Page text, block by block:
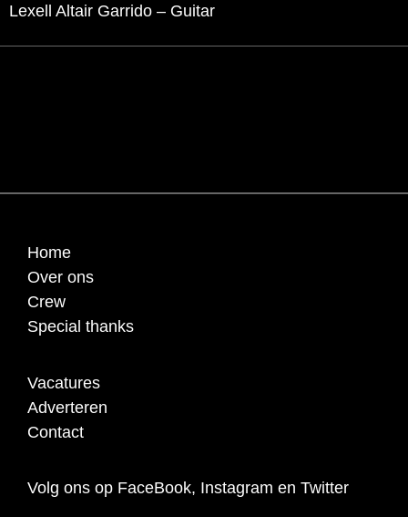
Lexell Altair Garrido – Guitar
Home
Over ons
Crew
Special thanks
Vacatures
Adverteren
Contact
Volg ons op FaceBook, Instagram en Twitter